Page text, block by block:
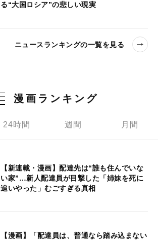
る“大国ロシア”の悲しい現実
ニュースランキングの一覧を見る
漫画ランキング
24時間 週間 月間
【新連載・漫画】配達先は“誰も住んでいな
い家”…新人配達員が目撃した「姉妹を死に
追いやった」むごすぎる真相
【漫画】「配達員は、普通なら踏み込まない